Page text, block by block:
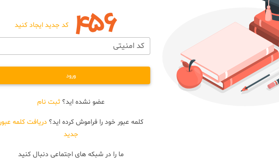
کد جدید ایجاد کنید
کد امنیتی
ورود
عضو نشده اید؟ ثبت نام
کلمه عبور خود را فراموش کرده اید؟دریافت کلمه عبور
جدید
ما را در شبکه های اجتماعی دنبال کنید